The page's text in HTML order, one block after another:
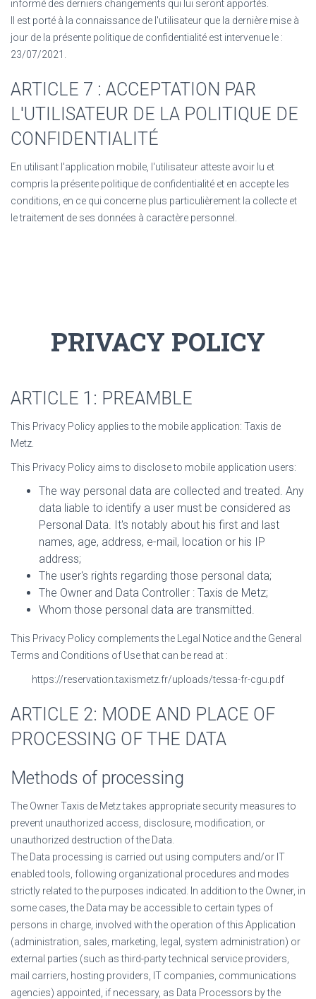
informé des derniers changements qui lui seront apportés.
Il est porté à la connaissance de l'utilisateur que la dernière mise à
jour de la présente politique de confidentialité est intervenue le :
23/07/2021
ARTICLE 7 : ACCEPTATION PAR
L'UTILISATEUR DE LA POLITIQUE DE
CONFIDENTIALITÉ
En utilisant l'application mobile, l'utilisateur atteste avoir lu et
compris la présente politique de confidentialité et en accepte les
conditions, en ce qui concerne plus particulièrement la collecte et
le traitement de ses données à caractère personnel.
PRIVACY POLICY
ARTICLE 1: PREAMBLE
This Privacy Policy applies to the mobile application: Taxis de
Metz
This Privacy Policy aims to disclose to mobile application users:
The way personal data are collected and treated. Any
data liable to identify a user must be considered as
Personal Data. It's notably about his first and last
names, age, address, e-mail, location or his IP
address;
The user's rights regarding those personal data;
The Owner and Data Controller : Taxis de Metz;
Whom those personal data are transmitted.
This Privacy Policy complements the Legal Notice and the General
Terms and Conditions of Use that can be read at :
https://reservation.taxismetz.fr/uploads/tessa-fr-cgu.pdf
ARTICLE 2: MODE AND PLACE OF
PROCESSING OF THE DATA
Methods of processing
The OwnerTaxis de Metztakes appropriate security measures to
prevent unauthorized access, disclosure, modification, or
unauthorized destruction of the Data.
The Data processing is carried out using computers and/or IT
enabled tools, following organizational procedures and modes
strictly related to the purposes indicated. In addition to the Owner, in
some cases, the Data may be accessible to certain types of
persons in charge, involved with the operation of this Application
(administration, sales, marketing, legal, system administration) or
external parties (such as third-party technical service providers,
mail carriers, hosting providers, IT companies, communications
agencies) appointed, if necessary, as Data Processors by the